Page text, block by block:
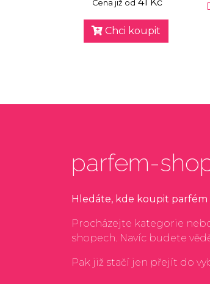
Cena již od
Chci koupit
parfem-
Hledáte, kde koupit parfém
Procházejte kategorie
shopech. Navíc budete
Pak již stačí jen přejít do